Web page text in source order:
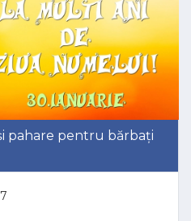
pahare pentru bărbați